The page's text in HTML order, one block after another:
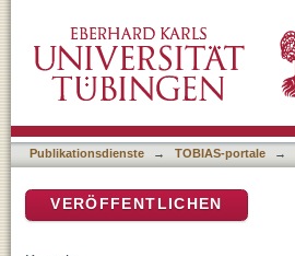
Publikationsdienste → TOBIAS-portale →
VERÖFFENTLICHEN